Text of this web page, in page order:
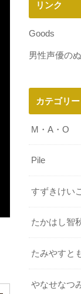
リンク
Goods
男性声優の
カテゴリー
M・A・O
Pile
すずきけいこ
たかはし智
たみやすと
やなせなつ